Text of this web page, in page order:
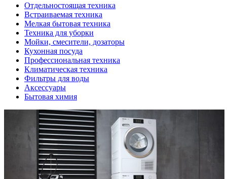
Отдельностоящая техника
Встраиваемая техника
Мелкая бытовая техника
Техника для уборки
Мойки, смесители, дозаторы
Кухонная посуда
Профессиональная техника
Климатическая техника
Фильтры для воды
Аксессуары
Бытовая химия